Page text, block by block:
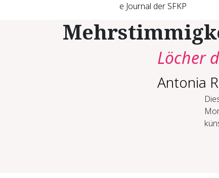
e Journal der SFKP
Löcher
Antonia